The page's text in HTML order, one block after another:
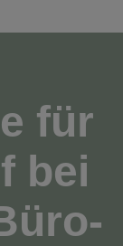
für
bei